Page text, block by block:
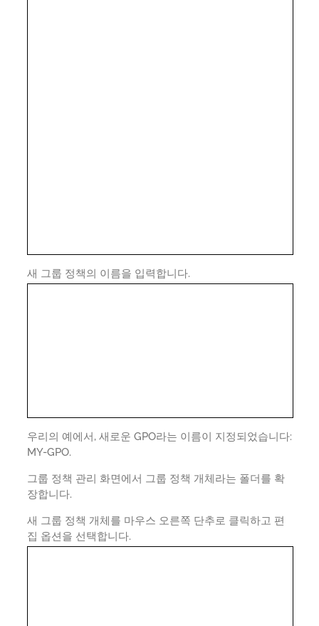
새 그룹 정책의 이름을 입력합니다.
우리의 예에서, 새로운 GPO라는 이름이 지정되었습니다:
MY-GPO.
그룹 정책 관리 화면에서 그룹 정책 개체라는 폴더를 확
장합니다.
새 그룹 정책 개체를 마우스 오른쪽 단추로 클릭하고 편
집 옵션을 선택합니다.